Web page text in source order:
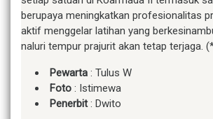
berupaya meningkatkan profesionalitas
aktif menggelar latihan yang
naluri tempur prajurit akan tetap terjaga.
Pewarta : Tulus W
Foto : Istimewa
Penerbit: Dwito